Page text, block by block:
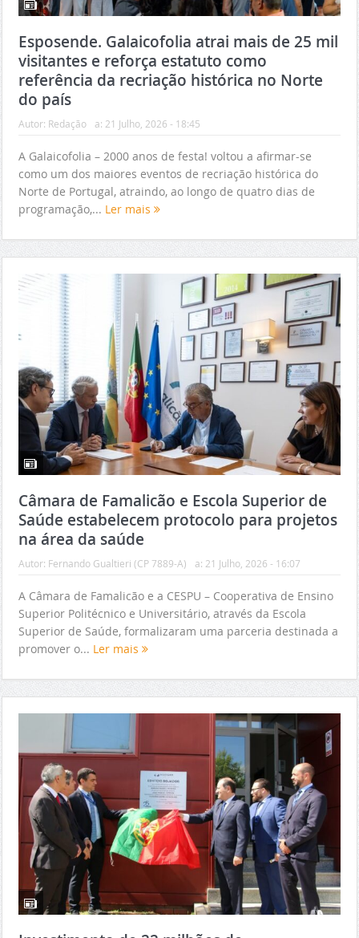
Esposende. Galaicofolia atrai mais de 25 mil
visitantes e reforça estatuto como
referência da recriação histórica no Norte
do país
Autor: Redação a: 21 Julho, 2026 - 18:45
A Galaicofolia – 2000 anos de festa! voltou a afirmar-se
como um dos maiores eventos de recriação histórica do
Norte de Portugal, atraindo, ao longo de quatro dias de
programação,... Ler mais
Câmara de Famalicão e Escola Superior de
Saúde estabelecem protocolo para projetos
na área da saúde
Autor: Fernando Gualtieri (CP 7889-A) a: 21 Julho, 2026 - 16:07
A Câmara de Famalicão e a CESPU – Cooperativa de Ensino
Superior Politécnico e Universitário, através da Escola
Superior de Saúde, formalizaram uma parceria destinada a
promover o... Ler mais